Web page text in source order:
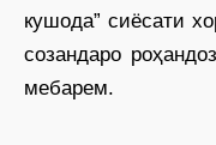
кушода” сиёсати
созандаро
мебарем.